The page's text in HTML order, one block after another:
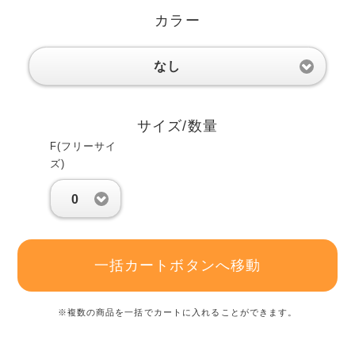
カラー
なし
サイズ/数量
F(フリーサイ
ズ)
0
一括カートボタンへ移動
※複数の商品を一括でカートに入れることができます。